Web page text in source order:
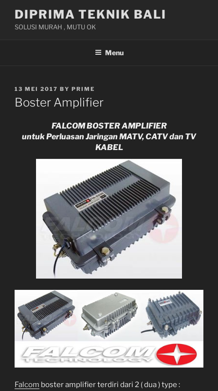
content
DIPRIMA TEKNIK BALI
SOLUSI MURAH , MUTU OK
Menu
POSTED
ON
13 MEI 2017 BY PRIME
Boster Amplifier
FALCOM BOSTER AMPLIFIER
untuk Perluasan Jaringan MATV, CATV dan TV
KABEL
Falcom boster amplifier terdiri dari 2 ( dua ) type :